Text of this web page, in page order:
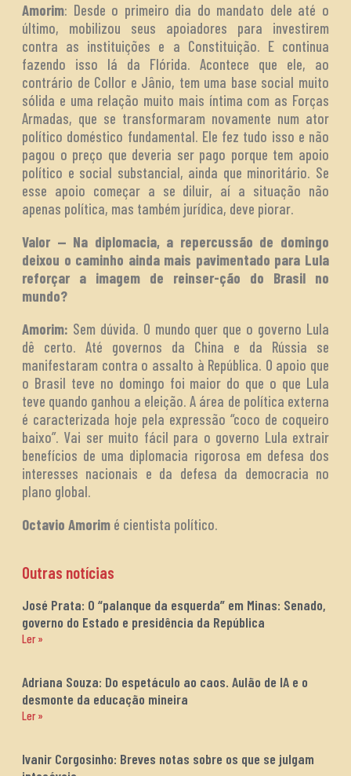
Amorim: Desde o primeiro dia do mandato dele até o
último, mobilizou seus apoiadores para investirem
contra as instituições e a Constituição. E continua
fazendo isso lá da Flórida. Acontece que ele, ao
contrário de Collor e Jânio, tem uma base social muito
sólida e uma relação muito mais íntima com as Forças
Armadas, que se transformaram novamente num ator
político doméstico fundamental. Ele fez tudo isso e não
pagou o preço que deveria ser pago porque tem apoio
político e social substancial, ainda que minoritário. Se
esse apoio começar a se diluir, aí a situação não
apenas política, mas também jurídica, deve piorar.
Valor — Na diplomacia, a repercussão de domingo
deixou o caminho ainda mais pavimentado para Lula
reforçar a imagem de reinser-ção do Brasil no
mundo?
Amorim: Sem dúvida. O mundo quer que o governo Lula
dê certo. Até governos da China e da Rússia se
manifestaram contra o assalto à República. O apoio que
o Brasil teve no domingo foi maior do que o que Lula
teve quando ganhou a eleição. A área de política externa
é caracterizada hoje pela expressão “coco de coqueiro
baixo”. Vai ser muito fácil para o governo Lula extrair
benefícios de uma diplomacia rigorosa em defesa dos
interesses nacionais e da defesa da democracia no
plano global.
Octavio Amorim é cientista político.
Outras notícias
José Prata: O “palanque da esquerda” em Minas: Senado,
governo do Estado e presidência da República
Ler »
Adriana Souza: Do espetáculo ao caos. Aulão de IA e o
desmonte da educação mineira
Ler »
Ivanir Corgosinho: Breves notas sobre os que se julgam